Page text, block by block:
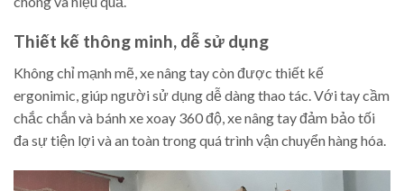
Thiết kế thông minh, dễ sử dụng
Không chỉ mạnh mẽ, xe nâng tay còn được thiết kế
ergonimic, giúp người sử dụng dễ dàng thao tác. Với tay cầm
chắc chắn và bánh xe xoay 360 độ, xe nâng tay đảm bảo tối
đa sự tiện lợi và an toàn trong quá trình vận chuyển hàng hóa.